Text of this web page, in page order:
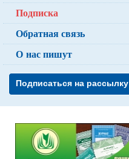
Подписка
Обратная связь
О нас пишут
Подписаться на рассылку